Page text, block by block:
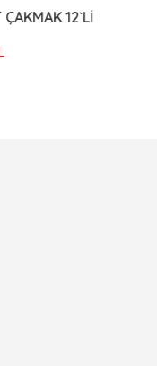
12`Lİ